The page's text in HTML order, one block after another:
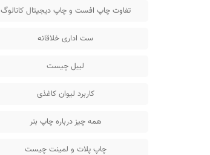
تفاوت چاپ افست و چاپ دیجیتال کاتالوگ
ست اداری خلاقانه
لیبل چیست
کاربرد لیوان کاغذی
همه چیز درباره چاپ بنر
چاپ پلات و لمینت چیست